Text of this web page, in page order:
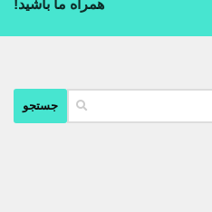
همراه ما باشید!